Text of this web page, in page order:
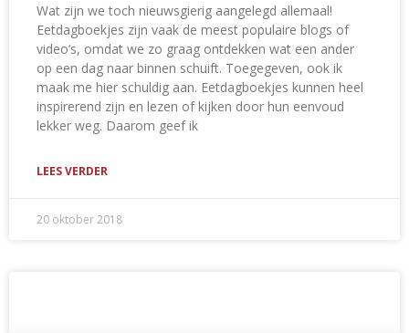
Wat zijn we toch nieuwsgierig aangelegd allemaal!
Eetdagboekjes zijn vaak de meest populaire blogs of
video’s, omdat we zo graag ontdekken wat een ander
op een dag naar binnen schuift. Toegegeven, ook ik
maak me hier schuldig aan. Eetdagboekjes kunnen heel
inspirerend zijn en lezen of kijken door hun eenvoud
lekker weg. Daarom geef ik
LEES VERDER
20 oktober 2018